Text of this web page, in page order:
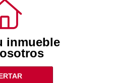
inmueble